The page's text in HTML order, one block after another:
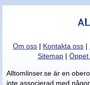
Om oss| Kontakta oss|
Sitemap |
Alltomlinser.se är en
inte associerad med